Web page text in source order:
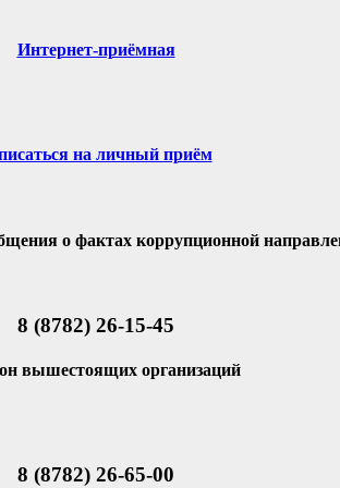
Интернет-приёмная
на личный приём
о фактах коррупционной
8 (8782) 26-15-45
вышестоящих организаций
8 (8782) 26-65-00